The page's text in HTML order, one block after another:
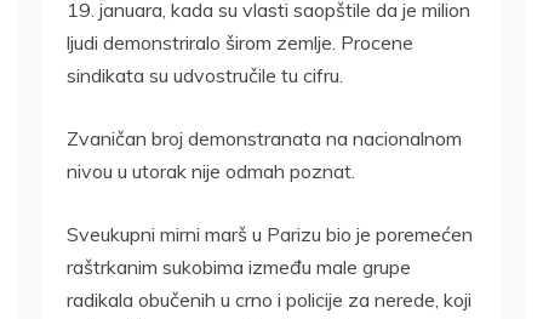
19. januara, kada su vlasti saopštile da je milion
ljudi demonstriralo širom zemlje. Procene
sindikata su udvostručile tu cifru.
Zvaničan broj demonstranata na nacionalnom
nivou u utorak nije odmah poznat.
Sveukupni mirni marš u Parizu bio je poremećen
raštrkanim sukobima između male grupe
radikala obučenih u crno i policije za nerede, koji